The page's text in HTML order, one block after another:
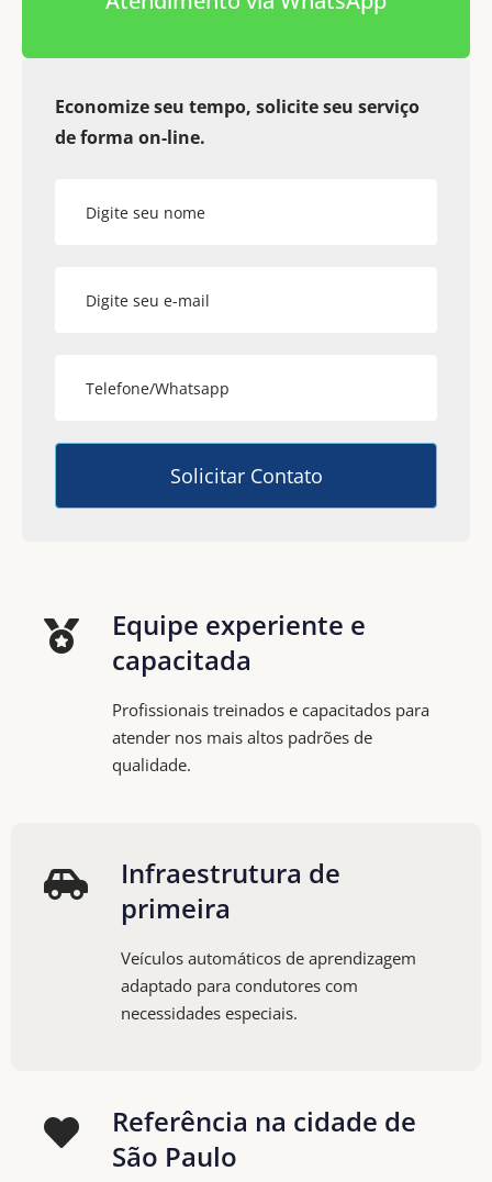
Economize seu tempo, solicite seu serviço
de forma on-line.
Equipe experiente e
capacitada
Profissionais treinados e capacitados para
atender nos mais altos padrões de
qualidade.
Infraestrutura de
primeira
Veículos automáticos de aprendizagem
adaptado para condutores com
necessidades especiais.
Referência na cidade de
São Paulo